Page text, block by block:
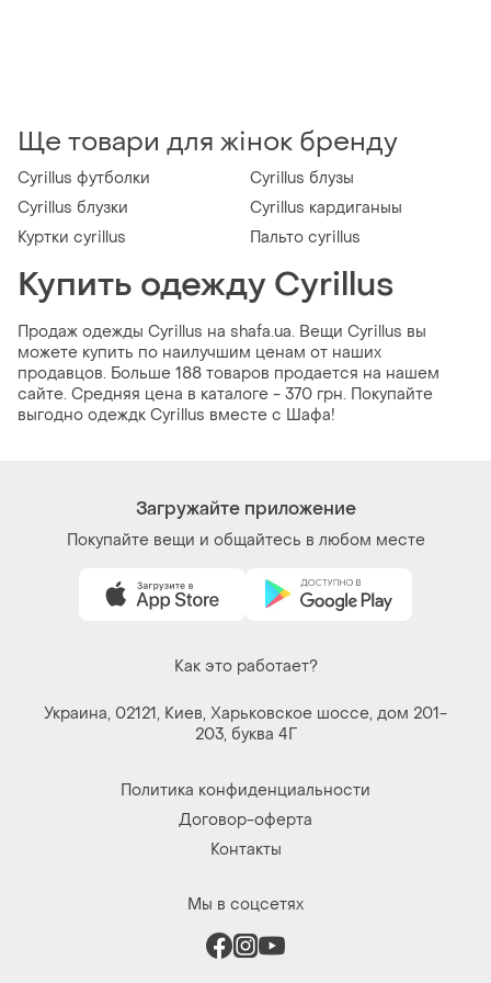
Ще товари для жінок бренду
Cyrillus футболки
Cyrillus блузы
Cyrillus блузки
Cyrillus кардиганыы
Куртки cyrillus
Пальто cyrillus
Купить одежду Cyrillus
Продаж одежды Cyrillus на shafa.ua. Вещи Cyrillus вы
можете купить по наилучшим ценам от наших
продавцов. Больше 188 товаров продается на нашем
сайте. Средняя цена в каталоге - 370 грн. Покупайте
выгодно одеждк Cyrillus вместе с Шафа!
Загружайте приложение
Покупайте вещи и общайтесь в любом месте
Как это работает?
Украина, 02121, Киев, Харьковское шоссе, дом 201-
203, буква 4Г
Политика конфиденциальности
Договор-оферта
Контакты
Мы в соцсетях